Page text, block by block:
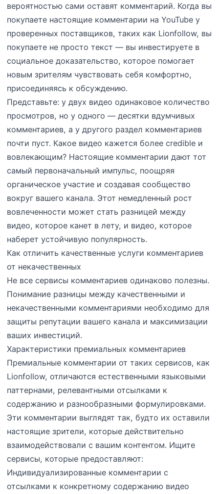
вероятностью сами оставят комментарий. Когда вы
покупаете настоящие комментарии на YouTube у
проверенных поставщиков, таких как Lionfollow, вы
покупаете не просто текст — вы инвестируете в
социальное доказательство, которое помогает
новым зрителям чувствовать себя комфортно,
присоединяясь к обсуждению.
Представьте: у двух видео одинаковое количество
просмотров, но у одного — десятки вдумчивых
комментариев, а у другого раздел комментариев
почти пуст. Какое видео кажется более credible и
вовлекающим? Настоящие комментарии дают тот
самый первоначальный импульс, поощряя
органическое участие и создавая сообщество
вокруг вашего канала. Этот немедленный рост
вовлеченности может стать разницей между
видео, которое канет в лету, и видео, которое
наберет устойчивую популярность.
Как отличить качественные услуги комментариев
от некачественных
Не все сервисы комментариев одинаково полезны.
Понимание разницы между качественными и
некачественными комментариями необходимо для
защиты репутации вашего канала и максимизации
ваших инвестиций.
Характеристики премиальных комментариев
Премиальные комментарии от таких сервисов, как
Lionfollow, отличаются естественными языковыми
паттернами, релевантными отсылками к
содержанию и разнообразными формулировками.
Эти комментарии выглядят так, будто их оставили
настоящие зрители, которые действительно
взаимодействовали с вашим контентом. Ищите
сервисы, которые предоставляют:
Индивидуализированные комментарии с
отсылками к конкретному содержанию видео